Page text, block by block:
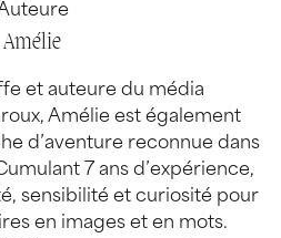
Amélie
et auteure du média
Amélie est également
d’aventure reconnue dans
7 ans d’expérience,
sensibilité et curiosité pour
en images et en mots.